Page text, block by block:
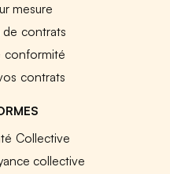
mesure
de contrats
conformité
contrats
Collective
collective